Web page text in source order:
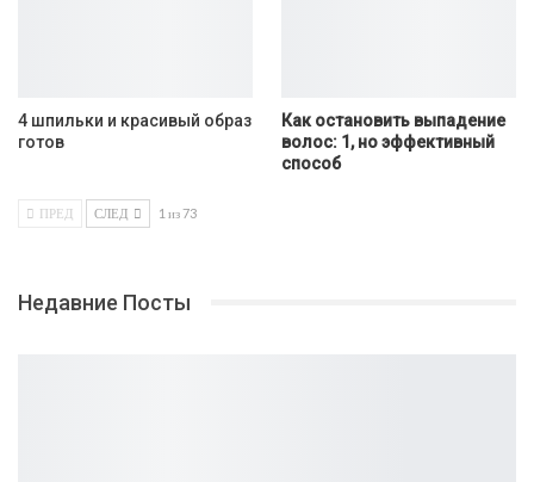
4 шпильки и красивый образ
готов
Как остановить выпадение
волос: 1, но эффективный
способ
ПРЕД СЛЕД 1 из 73
Недавние Посты